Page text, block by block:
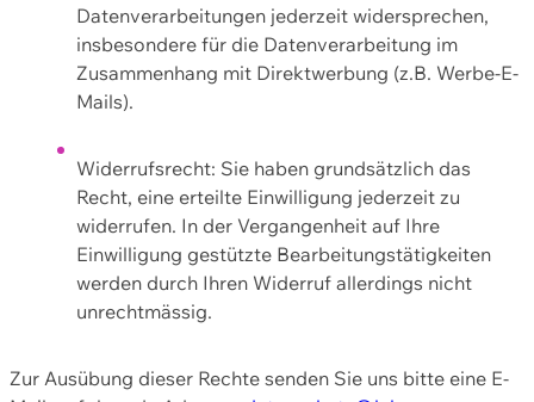
Datenverarbeitungen jederzeit widersprechen,
insbesondere für die Datenverarbeitung im
Zusammenhang mit Direktwerbung (z.B. Werbe-E-
Mails).
Widerrufsrecht: Sie haben grundsätzlich das
Recht, eine erteilte Einwilligung jederzeit zu
widerrufen. In der Vergangenheit auf Ihre
Einwilligung gestützte Bearbeitungstätigkeiten
werden durch Ihren Widerruf allerdings nicht
unrechtmässig.
Zur Ausübung dieser Rechte senden Sie uns bitte eine E-